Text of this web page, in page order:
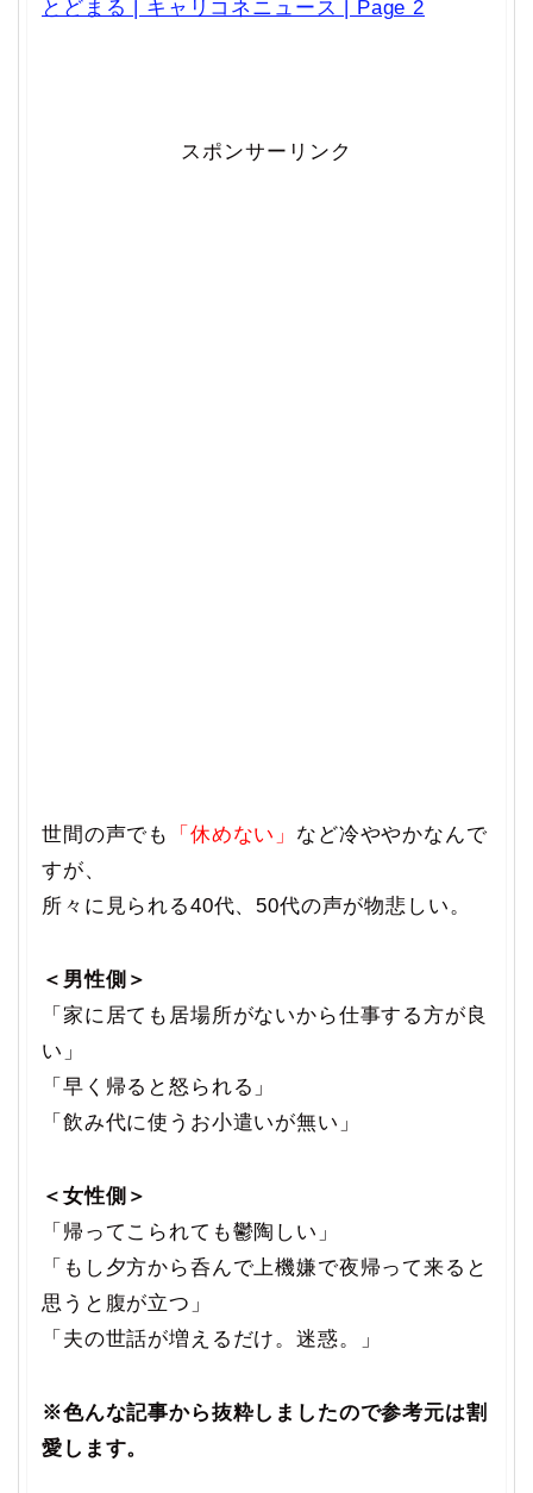
とどまる | キャリコネニュース | Page 2
スポンサーリンク
世間の声でも 「休めない」 など冷ややかなんで
すが、
所々に見られる40代、50代の声が物悲しい。
＜男性側＞
「家に居ても居場所がないから仕事する方が良
い」
「早く帰ると怒られる」
「飲み代に使うお小遣いが無い」
＜女性側＞
「帰ってこられても鬱陶しい」
「もし夕方から呑んで上機嫌で夜帰って来ると
思うと腹が立つ」
「夫の世話が増えるだけ。迷惑。」
※色んな記事から抜粋しましたので参考元は割
愛します。